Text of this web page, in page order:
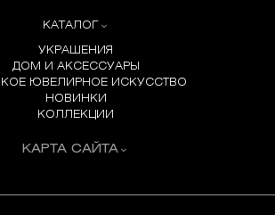
КАТАЛОГ
УКРАШЕНИЯ
ДОМ И АКСЕССУАРЫ
ЮВЕЛИРНОЕ ИСКУССТВО
НОВИНКИ
КОЛЛЕКЦИИ
КАРТА САЙТА